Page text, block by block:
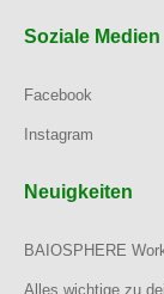
Soziale Medien
Facebook
Instagram
Neuigkeiten
BAIOSPHERE
Alles wichtige zu